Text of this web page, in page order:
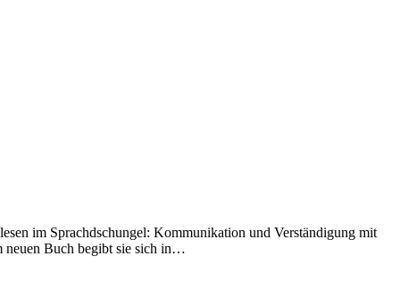
im Sprachdschungel: Kommunikation und Verständigung mit
neuen Buch begibt sie sich in…